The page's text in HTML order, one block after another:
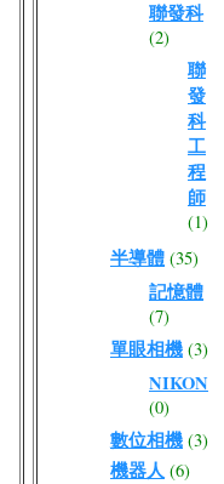
聯發科
(2)
聯
發
科
工
程
師
(1)
半導體 (35)
記憶體
(7)
單眼相機 (3)
NIKON
(0)
數位相機 (3)
機器人 (6)